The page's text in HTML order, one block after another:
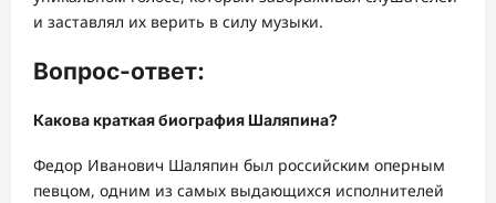
и заставлял их верить в силу музыки.
Вопрос-ответ:
Какова краткая биография Шаляпина?
Федор Иванович Шаляпин был российским оперным
певцом, одним из самых выдающихся исполнителей